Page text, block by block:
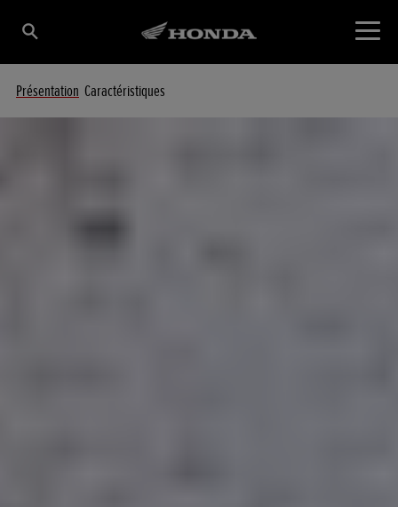
Présentation Caractéristiques